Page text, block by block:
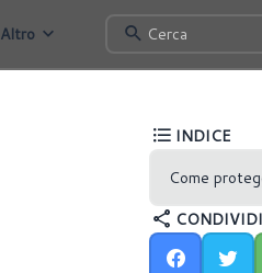
Altro Cerca
INDICE
Come
CONDIVIDI